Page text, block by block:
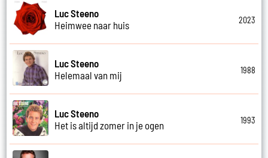
Luc Steeno
Heimwee naar huis
2023
Luc Steeno
Helemaal van mij
1988
Luc Steeno
Het is altijd zomer in je ogen
1993